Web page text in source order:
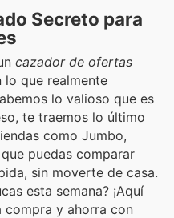
Secreto para
cazador de ofertas
que realmente
lo valioso que es
te traemos lo último
como Jumbo,
puedas comparar
sin moverte de casa.
esta semana? ¡Aquí
compra y ahorra con